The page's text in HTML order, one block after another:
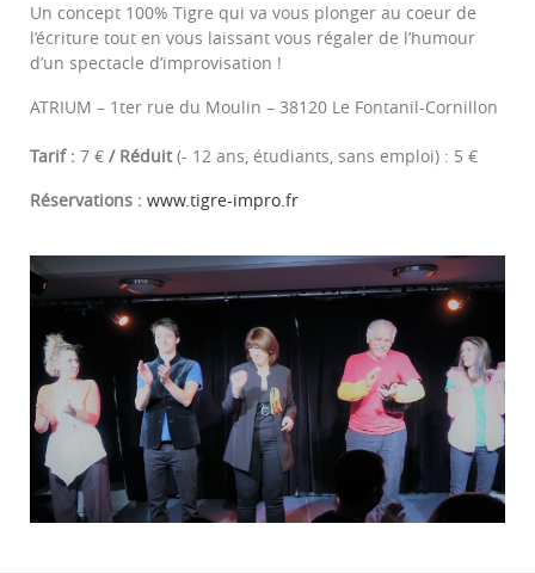
Un concept 100% Tigre qui va vous plonger au coeur de
l’écriture tout en vous laissant vous régaler de l’humour
d’un spectacle d’improvisation !
ATRIUM – 1ter rue du Moulin – 38120 Le Fontanil-Cornillon
Tarif : 7 € / Réduit (- 12 ans, étudiants, sans emploi) : 5 €
Réservations : www.tigre-impro.fr